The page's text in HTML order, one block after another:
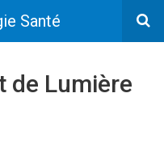
Santé
de Lumière